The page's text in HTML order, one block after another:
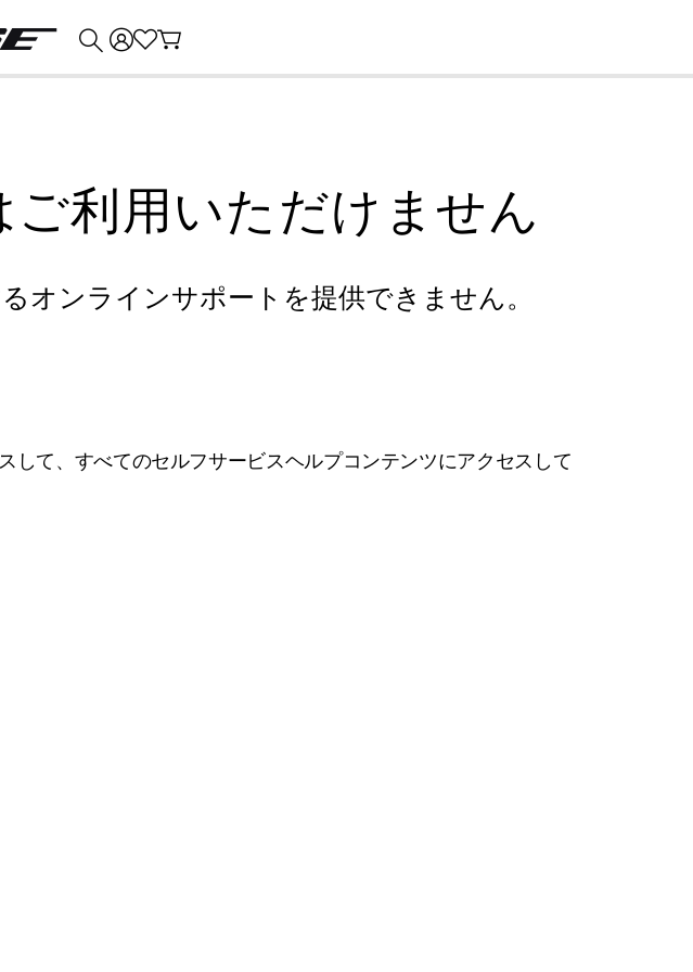
利用いただけません
オンラインサポートを提供できません。
て、すべてのセルフサービスヘルプコンテンツにアクセスして